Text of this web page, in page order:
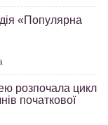
«Популярна
розпочала цикл
початкової